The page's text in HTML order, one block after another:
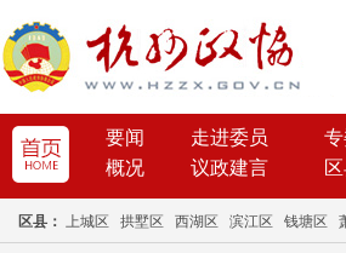
要闻 走进委员
概况
议政建言
区县： 上城区 拱墅区 西湖区 滨江区 钱塘区